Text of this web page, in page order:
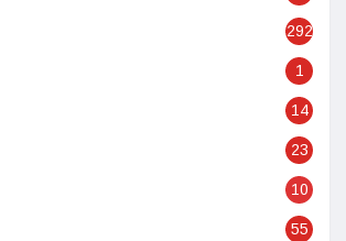
292
1
14
23
10
55